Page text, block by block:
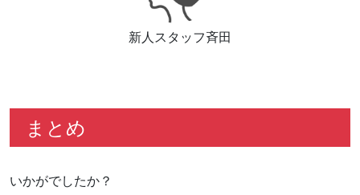
新人スタッフ斉田
まとめ
いかがでしたか？